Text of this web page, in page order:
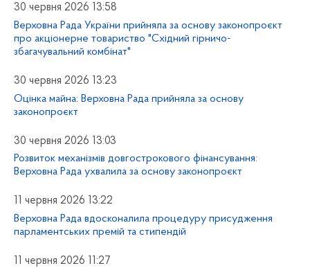
30 червня 2026 13:58
Верховна Рада України прийняла за основу законопроєкт
про акціонерне товариство "Східний гірничо-
збагачувальний комбінат"
30 червня 2026 13:23
Оцінка майна: Верховна Рада прийняла за основу
законопроєкт
30 червня 2026 13:03
Розвиток механізмів довгострокового фінансування:
Верховна Рада ухвалила за основу законопроєкт
11 червня 2026 13:22
Верховна Рада вдосконалила процедуру присудження
парламентських премій та стипендій
11 червня 2026 11:27